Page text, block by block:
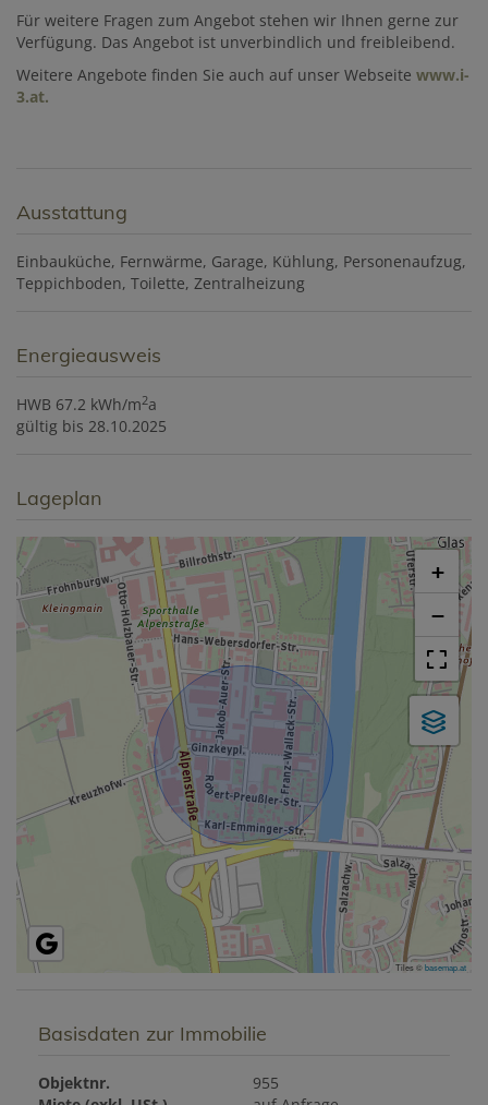
Für weitere Fragen zum Angebot stehen wir Ihnen gerne zur
Verfügung. Das Angebot ist unverbindlich und freibleibend.
Weitere Angebote finden Sie auch auf unser Webseite www.i-
3.at.
Ausstattung
Einbauküche Fernwärme Garage Kühlung Personenaufzug
Teppichboden Toilette Zentralheizung
Energieausweis
HWB 67.2 kWh/m2a
gültig bis 28.10.2025
Lageplan
+
−
Tiles ©basemap.at
Basisdaten zur Immobilie
Objektnr.
955